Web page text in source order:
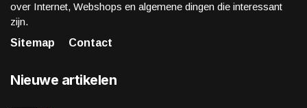
over Internet, Webshops en algemene dingen die interessant
zijn.
Sitemap
Contact
Nieuwe artikelen